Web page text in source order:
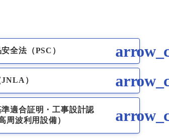
全法（PSC）
）
適合証明・工事設計認
周波利用設備）